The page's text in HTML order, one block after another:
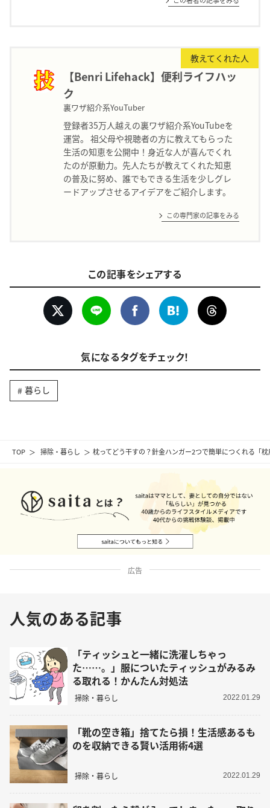
TOP 掃除・暮らし 枕ってどう干すの？針金ハンガー2つで簡単につくれる「
教えてくれた人
【Benri Lifehack】便利ライフハッ
ク
裏ワザ紹介系YouTuber
登録者35万人越えの裏ワザ紹介系YouTubeを
運営。 祖父母や視聴者の方に教えてもらった
生活の知恵を公開中！身近な人が喜んでくれ
たのが原動力。先人たちが教えてくれた知恵
の普及に努め、誰でもできる生活を少しグレ
ードアップさせるアイデアをご紹介します。
この専門家の記事をみる
この記事をシェアする
気になるタグをチェック！
暮らし
広告
人気のある記事
「ティッシュと一緒に洗濯しちゃっ
た……。」服についたティッシュがみるみ
る取れる！かんたん対処法
掃除・暮らし 2022.01.29
「靴の空き箱」捨てたら損！生活感あるも
のを収納できる賢い活用術4選
掃除・暮らし 2022.01.29